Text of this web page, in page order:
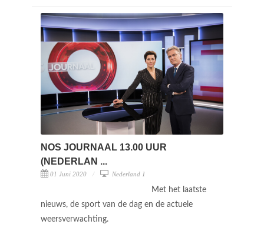
NOS JOURNAAL 13.00 UUR
(NEDERLAN ...
01 Juni 2020 Nederland 1
Met het laatste
nieuws, de sport van de dag en de actuele
weersverwachting.